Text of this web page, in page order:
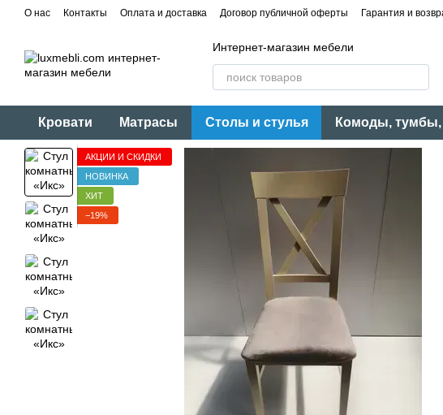
Перейти к основному контенту
О нас Контакты Оплата и доставка Договор публичной оферты Гарантия и
Интернет-магазин мебели
Кровати Матрасы Столы и стулья Комоды, тумбы,
АКЦИИ И СКИДКИ
НОВИНКА
ХИТ
−19%